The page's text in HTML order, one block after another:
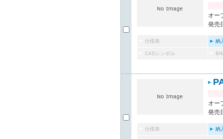
オー
発売
仕様表 納
CADシンボル
オー
発売
仕様表 納